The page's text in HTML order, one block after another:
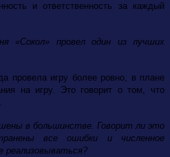
и ответственность за каждый
«Сокол» провел один из лучших
провела игру более ровно, в плане
на игру. Это говорит о том, что
в большинстве. Говорит ли это
все ошибки и численное
реализовываться?